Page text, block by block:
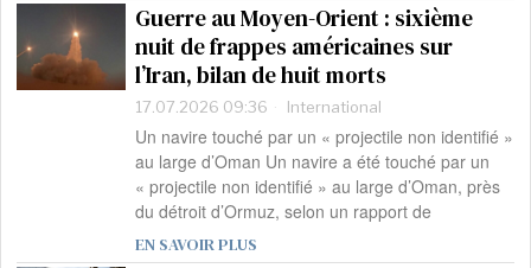
Guerre au Moyen-Orient : sixième
nuit de frappes américaines sur
l’Iran, bilan de huit morts
17.07.2026 09:36 International
Un navire touché par un « projectile non identifié »
au large d’Oman Un navire a été touché par un
« projectile non identifié » au large d’Oman, près
du détroit d’Ormuz, selon un rapport de
EN SAVOIR PLUS